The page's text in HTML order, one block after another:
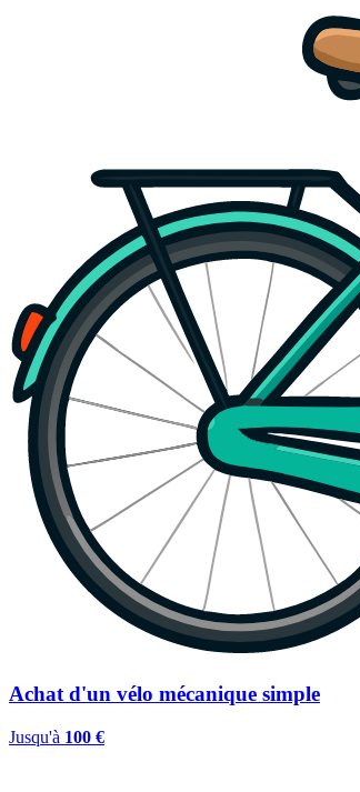
Achat d'un vélo mécanique simple
Jusqu'à 100 €